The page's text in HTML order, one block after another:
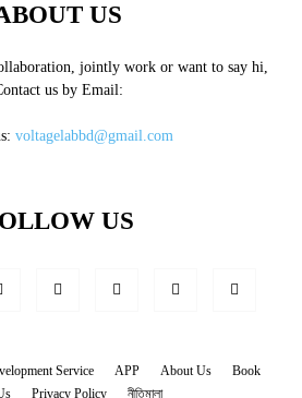
US
jointly work or want to say hi,
us by Email:
voltagelabbd@gmail.com
US
Service APP About Us
Book
Privacy Policy নীতিমালা